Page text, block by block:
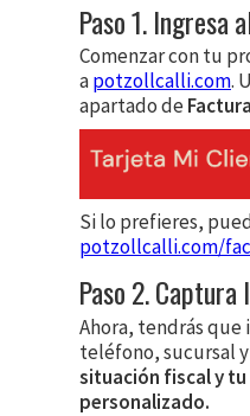
Paso 1. Ingresa
Comenzar con tu
apotzollcalli.com.
apartado de
Si lo prefieres,
potzollcalli.com/
Paso 2.
Ahora, tendrás
teléfono, sucursal
situación fiscal y tu
personalizado.